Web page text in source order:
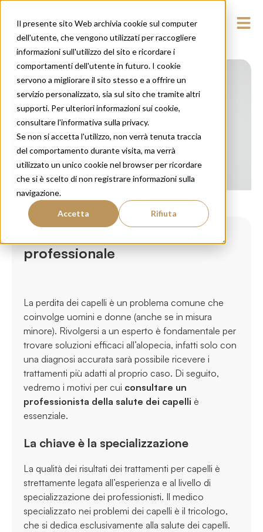
Il presente sito Web archivia cookie sul computer
dell'utente, che vengono utilizzati per raccogliere
informazioni sull'utilizzo del sito e ricordare i
comportamenti dell'utente in futuro. I cookie
servono a migliorare il sito stesso e a offrire un
servizio personalizzato, sia sul sito che tramite altri
supporti. Per ulteriori informazioni sui cookie,
consultare l'informativa sulla privacy.
Se non si accetta l'utilizzo, non verrà tenuta traccia
del comportamento durante visita, ma verrà
utilizzato un unico cookie nel browser per ricordare
che si è scelto di non registrare informazioni sulla
navigazione.
Accetta Rifiuta
Salute dei capelli
L’importanza della consulenza
professionale
La perdita dei capelli è un problema comune che
coinvolge uomini e donne (anche se in misura
minore). Rivolgersi a un esperto è fondamentale per
trovare soluzioni efficaci all’alopecia, infatti solo con
una diagnosi accurata sarà possibile ricevere i
trattamenti più adatti al proprio caso. Di seguito,
vedremo i motivi per cui consultare un
professionista della salute dei capelli è
essenziale.
La chiave è la specializzazione
La qualità dei risultati dei trattamenti per capelli è
strettamente legata all’esperienza e al livello di
specializzazione dei professionisti. Il medico
specializzato nei problemi dei capelli è il tricologo,
che si dedica esclusivamente alla salute dei capelli.